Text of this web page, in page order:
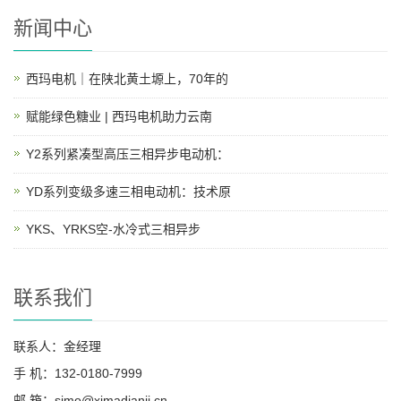
新闻中心
西玛电机｜在陕北黄土塬上，70年的
赋能绿色糖业 | 西玛电机助力云南
Y2系列紧凑型高压三相异步电动机：
YD系列变级多速三相电动机：技术原
YKS、YRKS空-水冷式三相异步
联系我们
联系人：金经理
手 机：132-0180-7999